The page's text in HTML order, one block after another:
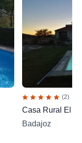
(2)
Casa Rural El
Badajoz